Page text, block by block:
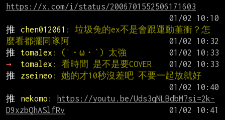
https://x.com/i/status/2006701552506171603
推
chen012061 : 垃圾兔的ex不是會跟運動堇衝？怎
麼看都擺同隊阿
推
tomalex : (′・ω・‵) 太強
→
tomalex : 看時間 是不是要COVER
推
zseineo : 她的才10秒沒差吧 不要一起放就好
推
nekomo :
https://youtu.be/Uds3qNLBdbM?si=2k-
D9xzbQhASlfRv